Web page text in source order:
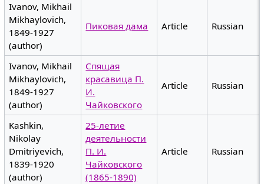
Ivanov, Mikhail
Mikhaylovich,
1849-1927
(author)
Пиковая дама Article Russian
Ivanov, Mikhail
Mikhaylovich,
1849-1927
(author)
Спящая
красавица П.
И.
Чайковского
Article Russian
Kashkin,
Nikolay
Dmitriyevich,
1839-1920
(author)
25-летие
деятельности
П. И.
Чайковского
(1865-1890)
Article Russian